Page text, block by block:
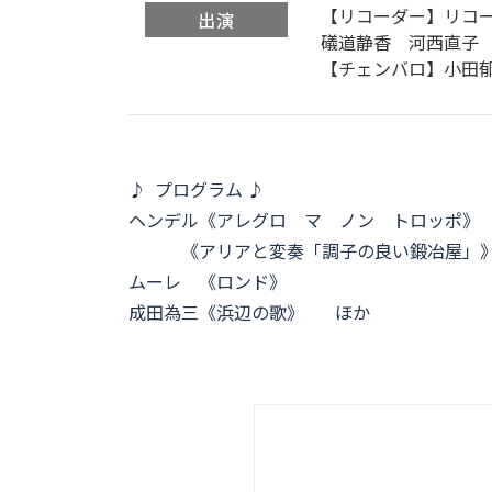
出演
【リコーダー】リ
礒道静香 河西直
【チェンバロ】小田
♪ プログラム ♪
ヘンデル《アレグロ マ ノン トロッポ》
《アリアと変奏「調子の良い鍛冶屋」》
ムーレ 《ロンド》
成田為三《浜辺の歌》 ほか